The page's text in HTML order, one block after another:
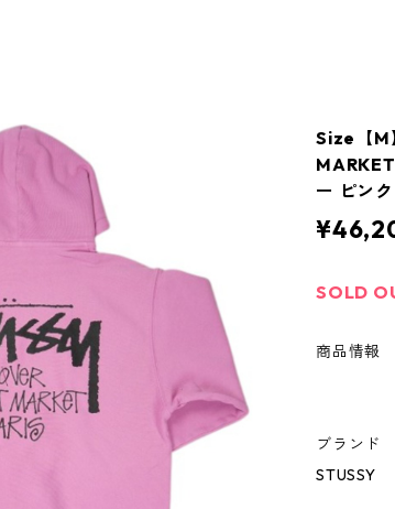
Size【M
ー ピン
SOLD
商品情報
ブランド
STUSSY